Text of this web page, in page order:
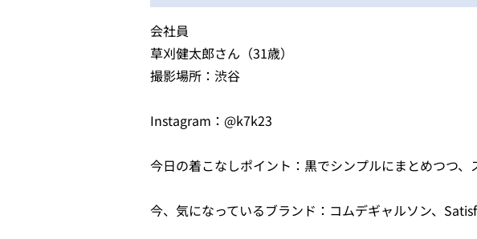
会社員
草刈健太郎さん（31歳）
撮影場所：渋谷
Instagram：@k7k23
今日の着こなしポイント：黒でシンプルにまとめつつ、
今、気になっているブランド：コムデギャルソン、